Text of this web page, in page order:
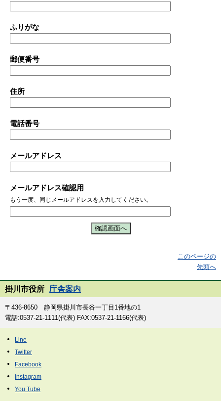
ふりがな
郵便番号
住所
電話番号
メールアドレス
メールアドレス確認用
もう一度、同じメールアドレスを入力してください。
このページの
先頭へ
掛川市役所 庁舎案内
〒436-8650 静岡県掛川市長谷一丁目1番地の1
電話:0537-21-1111(代表) FAX:0537-21-1166(代表)